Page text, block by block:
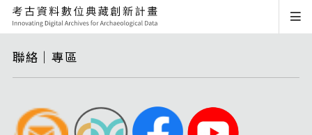
聯絡｜專區